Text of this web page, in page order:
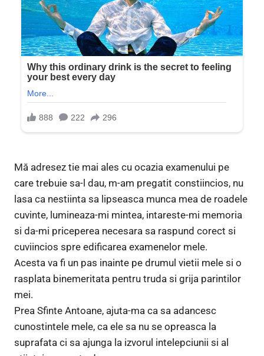
Mă adresez tie mai ales cu ocazia examenului pe
care trebuie sa-l dau, m-am pregatit constiincios, nu
lasa ca nestiinta sa lipseasca munca mea de roadele
cuvinte, lumineaza-mi mintea, intareste-mi memoria
si da-mi priceperea necesara sa raspund corect si
cuviincios spre edificarea examenelor mele.
Acesta va fi un pas inainte pe drumul vietii mele si o
rasplata binemeritata pentru truda si grija parintilor
mei.
Prea Sfinte Antoane, ajuta-ma ca sa adancesc
cunostintele mele, ca ele sa nu se opreasca la
suprafata ci sa ajunga la izvorul intelepciunii si al